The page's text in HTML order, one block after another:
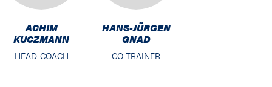
ACHIM
KUCZMANN
HEAD-COACH
HANS-JÜRGEN
GNAD
CO-TRAINER